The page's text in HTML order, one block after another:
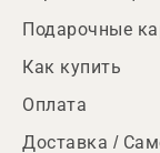
Подарочные
Как купить
Оплата
Доставка /